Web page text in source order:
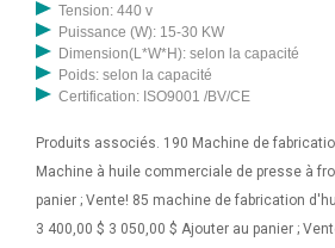
Tension: 440 v
Puissance (W): 15-30 KW
Dimension(L*W*H): selon la capacité
Poids: selon la capacité
Certification: ISO9001 /BV/CE
Produits associés. 190 Machine de
Machine à huile commerciale de presse à
panier ; Vente! 85 machine de fabrication
3 400,00 $ 3 050,00 $ Ajouter au panier ;